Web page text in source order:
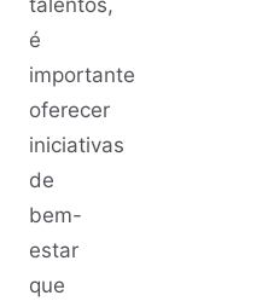
talentos,
é
importante
oferecer
iniciativas
de
bem-
estar
que